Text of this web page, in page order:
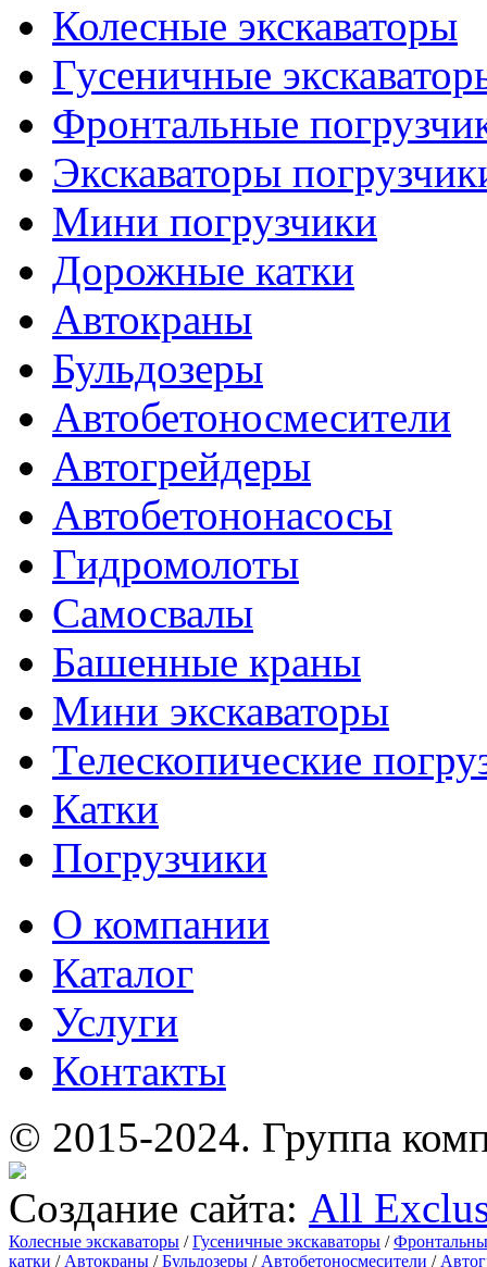
Колесные экскаваторы
Гусеничные
Фронтальные
Экскаваторы
Мини погрузчики
Дорожные катки
Автокраны
Бульдозеры
Автобетоносмесители
Автогрейдеры
Автобетононасосы
Гидромолоты
Самосвалы
Башенные краны
Мини экскаваторы
Телескопические
Катки
Погрузчики
О компании
Каталог
Услуги
Контакты
© 2015-2024. Группа
Создание сайта: All
Колесные экскаваторы /Гусеничные экскаваторы /
катки / Автокраны /Бульдозеры / Автобетоносмесители /